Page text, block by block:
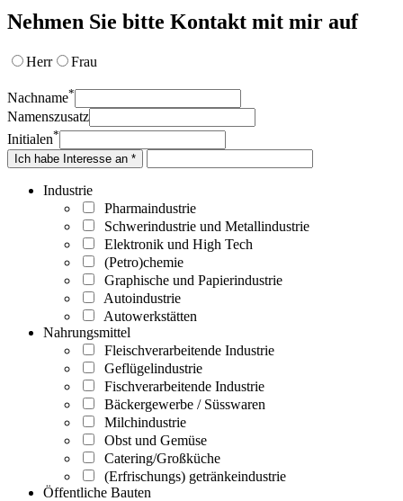
Nehmen Sie bitte Kontakt mit mir auf
Herr Frau
Nachname*
Namenszusatz
Initialen*
Ich habe Interesse an *
Industrie
Pharmaindustrie
Schwerindustrie und Metallindustrie
Elektronik und High Tech
(Petro)chemie
Graphische und Papierindustrie
Autoindustrie
Autowerkstätten
Nahrungsmittel
Fleischverarbeitende Industrie
Geflügelindustrie
Fischverarbeitende Industrie
Bäckergewerbe / Süsswaren
Milchindustrie
Obst und Gemüse
Catering/Großküche
(Erfrischungs) getränkeindustrie
Öffentliche Bauten